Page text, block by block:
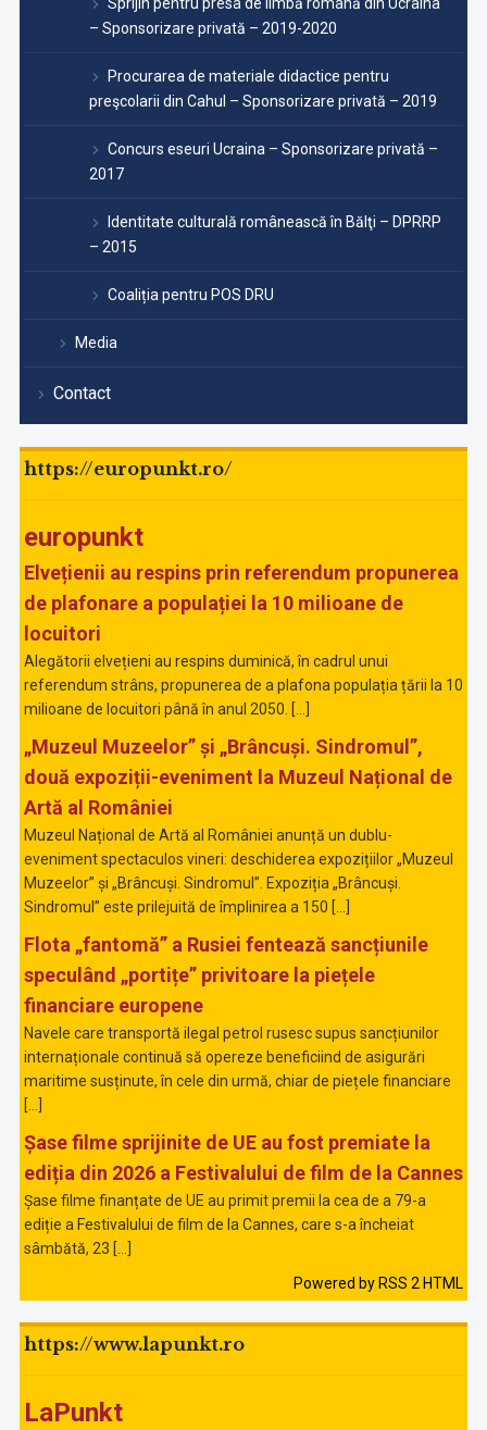
– Sponsorizare privată – 2019-2020
Procurarea de materiale didactice pentru
preşcolarii din Cahul – Sponsorizare privată – 2019
Concurs eseuri Ucraina – Sponsorizare privată –
2017
Identitate culturală românească în Bălţi – DPRRP
– 2015
Coaliția pentru POS DRU
Media
Contact
https://europunkt.ro/
europunkt
Elvețienii au respins prin referendum propunerea
de plafonare a populației la 10 milioane de
locuitori
Alegătorii elvețieni au respins duminică, în cadrul unui
referendum strâns, propunerea de a plafona populația țării la 10
milioane de locuitori până în anul 2050. […]
„Muzeul Muzeelor” și „Brâncuși. Sindromul”,
două expoziții-eveniment la Muzeul Național de
Artă al României
Muzeul Național de Artă al României anunță un dublu-
eveniment spectaculos vineri: deschiderea expozițiilor „Muzeul
Muzeelor” și „Brâncuși. Sindromul”. Expoziția „Brâncuși.
Sindromul” este prilejuită de împlinirea a 150 […]
Flota „fantomă” a Rusiei fentează sancțiunile
speculând „portițe” privitoare la piețele
financiare europene
Navele care transportă ilegal petrol rusesc supus sancțiunilor
internaționale continuă să opereze beneficiind de asigurări
maritime susținute, în cele din urmă, chiar de piețele financiare
[…]
Șase filme sprijinite de UE au fost premiate la
ediția din 2026 a Festivalului de film de la Cannes
Șase filme finanțate de UE au primit premii la cea de a 79-a
ediție a Festivalului de film de la Cannes, care s-a încheiat
sâmbătă, 23 […]
Powered by RSS 2 HTML
https://www.lapunkt.ro
LaPunkt